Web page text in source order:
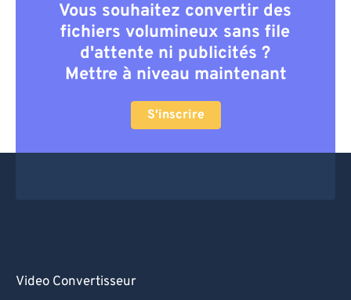
Vous souhaitez convertir des
fichiers volumineux sans file
d'attente ni publicités ?
Mettre à niveau maintenant
S'inscrire
Video Convertisseur